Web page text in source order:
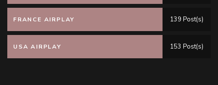
FRANCE AIRPLAY 139 Post(s)
USA AIRPLAY 153 Post(s)